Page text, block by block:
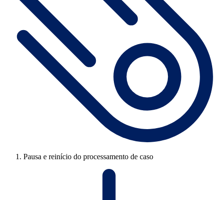
Pausa e reinício do processamento de caso